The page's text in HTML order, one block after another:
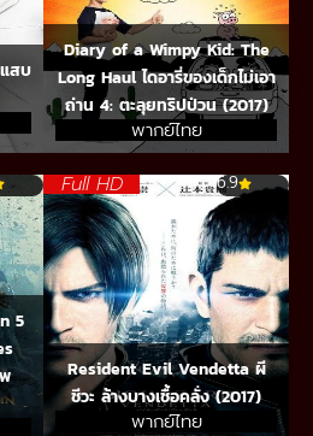
สบ
Diary of a Wimpy Kid: The
Long Haul ไดอารี่ของเด็กไม่เอา
ถ่าน 4: ตะลุยทริปป่วน (2017)
พากย์ไทย
5
Full HD 6.9
Resident Evil Vendetta ผี
ชีวะ ล้างบางเชื้อคลั่ง (2017)
พากย์ไทย